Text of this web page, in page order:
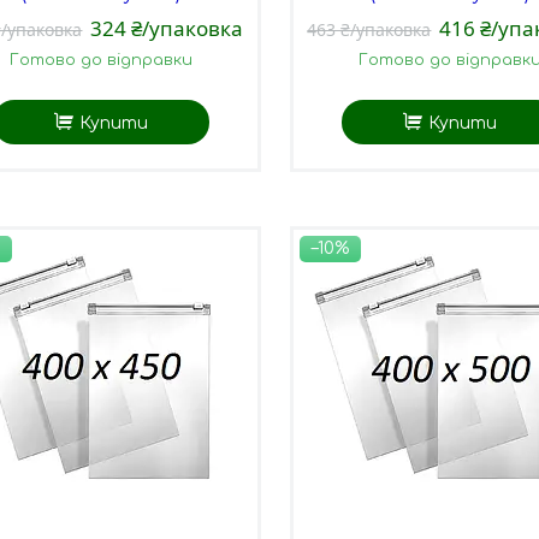
упаковка 324 ₴/упаковка
Готово до відправки
Купити
463 ₴/упаковка 416 ₴/
Готово до
Купити
–10%